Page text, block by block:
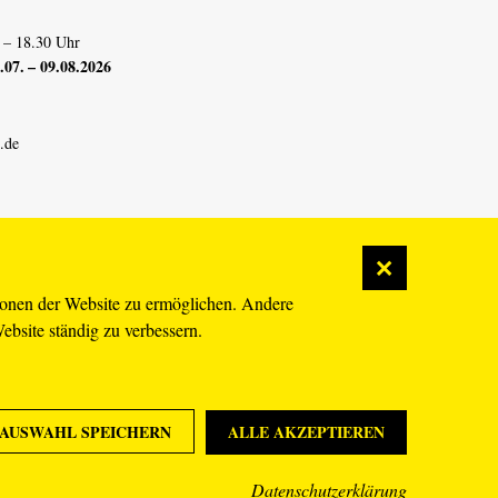
der Website zu ermöglichen. Andere
ständig zu verbessern.
AUSWAHL SPEICHERN ALLE AKZEPTIEREN
Datenschutzerklärung
18.30 Uhr
– 09.08.2026